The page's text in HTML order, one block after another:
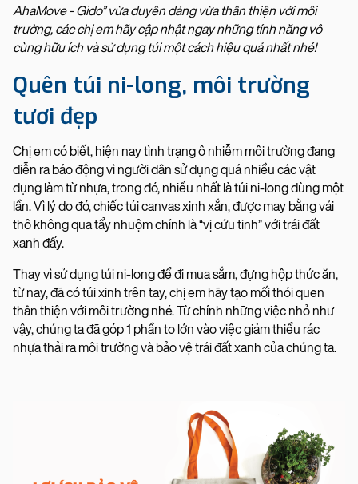
AhaMove - Gido” vừa duyên dáng vừa thân thiện với môi
trường, các chị em hãy cập nhật ngay những tính năng vô
cùng hữu ích và sử dụng túi một cách hiệu quả nhất nhé!
Quên túi ni-long, môi trường
tươi đẹp
Chị em có biết, hiện nay tình trạng ô nhiễm môi trường đang
diễn ra báo động vì người dân sử dụng quá nhiều các vật
dụng làm từ nhựa, trong đó, nhiều nhất là túi ni-long dùng một
lần. Vì lý do đó, chiếc túi canvas xinh xắn, được may bằng vải
thô không qua tẩy nhuộm chính là “vị cứu tinh” với trái đất
xanh đấy.
Thay vì sử dụng túi ni-long để đi mua sắm, đựng hộp thức ăn,
từ nay, đã có túi xinh trên tay, chị em hãy tạo mối thói quen
thân thiện với môi trường nhé. Từ chính những việc nhỏ như
vậy, chúng ta đã góp 1 phần to lớn vào việc giảm thiểu rác
nhựa thải ra môi trường và bảo vệ trái đất xanh của chúng ta.